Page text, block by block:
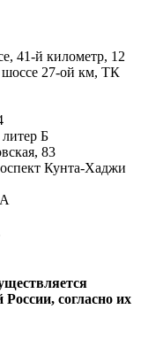
41-й километр, 12
шоссе 27-ой км, ТК
Б
83
Кунта-Хаджи
согласно их